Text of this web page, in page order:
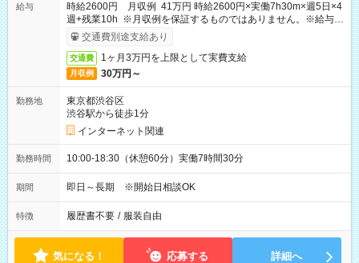
給与
時給2600円 月収例 41万円 時給2600円×実働7h30m×週5日×4
週+残業10h ※月収例を保証するものではありません。※給与即
受取りサービス利用可（利用条件有）
交通費別途支給あり
交通費 1ヶ月3万円を上限として実費支給
月収例 30万円～
勤務地
東京都渋谷区
渋谷駅から徒歩1分
インターネット関連
勤務時間 10:00-18:30（休憩60分）実働7時間30分
期間 即日～長期 ※開始日相談OK
特徴 履歴書不要 / 服装自由
気になる！ 応募する 詳細へ